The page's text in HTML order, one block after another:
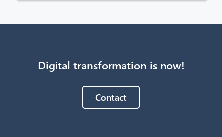
Digital transformation is now!
Contact